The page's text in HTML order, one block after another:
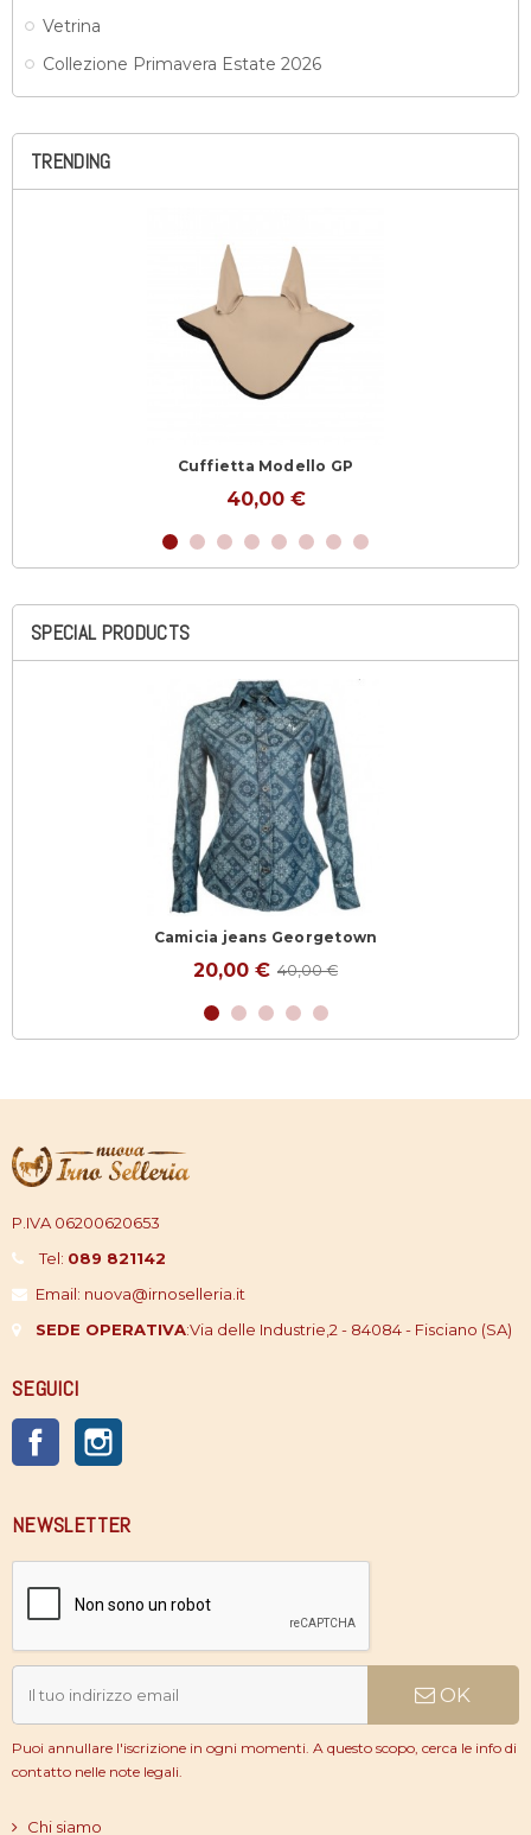
Vetrina
Collezione Primavera Estate 2026
TRENDING
Cuffietta Modello GP
40,00 €
SPECIAL PRODUCTS
Camicia jeans Georgetown
20,00 € 40,00 €
P.IVA 06200620653
Tel: 089 821142
Email: nuova@irnoselleria.it
SEDE OPERATIVA:Via delle Industrie,2 - 84084 - Fisciano (SA)
SEGUICI
Facebook
NEWSLETTER
OK
Puoi annullare l'iscrizione in ogni momenti. A questo scopo, cerca le info di
contatto nelle note legali.
Chi siamo